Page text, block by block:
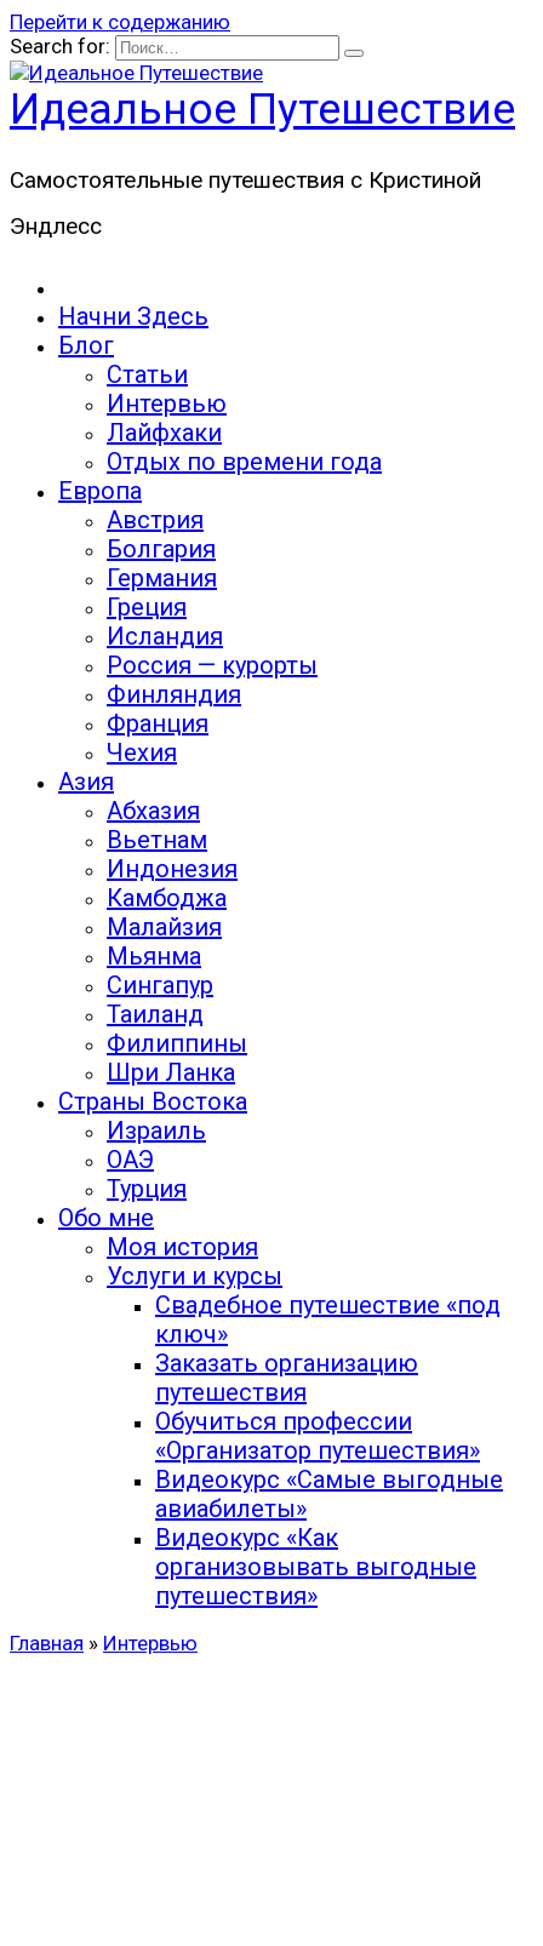
Перейти к содержанию
Search for:
Идеальное Путешествие
Самостоятельные путешествия с Кристиной
Эндлесс
Начни Здесь
Блог
Статьи
Интервью
Лайфхаки
Отдых по времени года
Европа
Австрия
Болгария
Германия
Греция
Исландия
Россия — курорты
Финляндия
Франция
Чехия
Азия
Абхазия
Вьетнам
Индонезия
Камбоджа
Малайзия
Мьянма
Сингапур
Таиланд
Филиппины
Шри Ланка
Страны Востока
Израиль
ОАЭ
Турция
Обо мне
Моя история
Услуги и курсы
Свадебное путешествие «под
ключ»
Заказать организацию
путешествия
Обучиться профессии
«Организатор путешествия»
Видеокурс «Самые выгодные
авиабилеты»
Видеокурс «Как
организовывать выгодные
путешествия»
Главная » Интервью